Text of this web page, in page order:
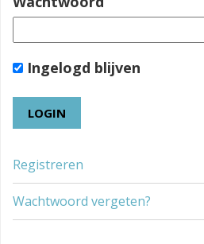
Ingelogd blijven
Registreren
Wachtwoord vergeten?